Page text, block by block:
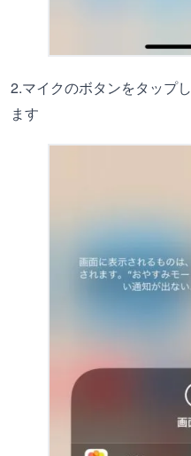
2.マイクのボタンをタップ
ます